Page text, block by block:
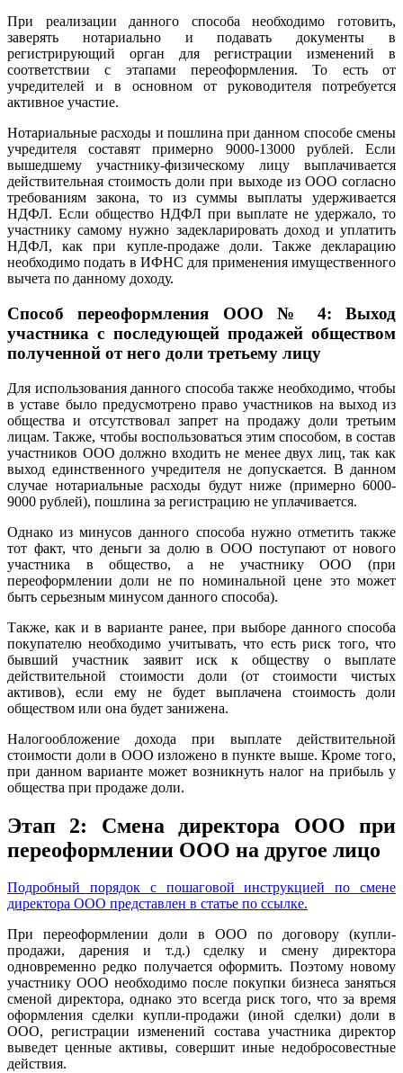
При реализации данного способа необходимо готовить,
заверять нотариально и подавать документы в
регистрирующий орган для регистрации изменений в
соответствии с этапами переоформления. То есть от
учредителей и в основном от руководителя потребуется
активное участие.
Нотариальные расходы и пошлина при данном способе смены
учредителя составят примерно 9000-13000 рублей. Если
вышедшему участнику-физическому лицу выплачивается
действительная стоимость доли при выходе из ООО согласно
требованиям закона, то из суммы выплаты удерживается
НДФЛ. Если общество НДФЛ при выплате не удержало, то
участнику самому нужно задекларировать доход и уплатить
НДФЛ, как при купле-продаже доли. Также декларацию
необходимо подать в ИФНС для применения имущественного
вычета по данному доходу.
Способ переоформления ООО № 4: Выход
участника с последующей продажей обществом
полученной от него доли третьему лицу
Для использования данного способа также необходимо, чтобы
в уставе было предусмотрено право участников на выход из
общества и отсутствовал запрет на продажу доли третьим
лицам. Также, чтобы воспользоваться этим способом, в состав
участников ООО должно входить не менее двух лиц, так как
выход единственного учредителя не допускается. В данном
случае нотариальные расходы будут ниже (примерно 6000-
9000 рублей), пошлина за регистрацию не уплачивается.
Однако из минусов данного способа нужно отметить также
тот факт, что деньги за долю в ООО поступают от нового
участника в общество, а не участнику ООО (при
переоформлении доли не по номинальной цене это может
быть серьезным минусом данного способа).
Также, как и в варианте ранее, при выборе данного способа
покупателю необходимо учитывать, что есть риск того, что
бывший участник заявит иск к обществу о выплате
действительной стоимости доли (от стоимости чистых
активов), если ему не будет выплачена стоимость доли
обществом или она будет занижена.
Налогообложение дохода при выплате действительной
стоимости доли в ООО изложено в пункте выше. Кроме того,
при данном варианте может возникнуть налог на прибыль у
общества при продаже доли.
Этап 2: Смена директора ООО при
переоформлении ООО на другое лицо
Подробный порядок с пошаговой инструкцией по смене
директора ООО представлен в статье по ссылке.
При переоформлении доли в ООО по договору (купли-
продажи, дарения и т.д.) сделку и смену директора
одновременно редко получается оформить. Поэтому новому
участнику ООО необходимо после покупки бизнеса заняться
сменой директора, однако это всегда риск того, что за время
оформления сделки купли-продажи (иной сделки) доли в
ООО, регистрации изменений состава участника директор
выведет ценные активы, совершит иные недобросовестные
действия.